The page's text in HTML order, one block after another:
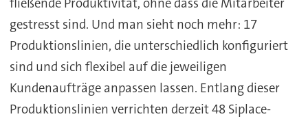
gestresst sind. Und man sieht noch mehr: 17
Produktionslinien, die unterschiedlich konfiguriert
sind und sich flexibel auf die jeweiligen
Kundenaufträge anpassen lassen. Entlang dieser
Produktionslinien verrichten derzeit 48 Siplace-